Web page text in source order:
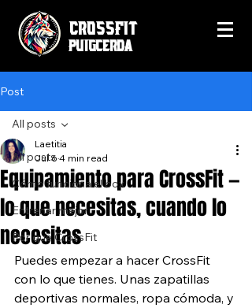
CrossFit
Puigcerda
Post
All posts
Cómo funciona el box
Entrenar mejor
Por qué CrossFit
All posts
Equipamiento para CrossFit —
lo que necesitas, cuando lo
necesitas
Laetitia
Jul 6 4 min read
Puedes empezar a hacer CrossFit
con lo que tienes. Unas zapatillas
deportivas normales, ropa cómoda, y